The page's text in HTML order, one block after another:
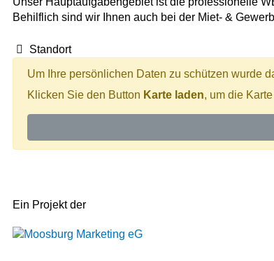
Behilflich sind wir Ihnen auch bei der Miet- &
Standort
Um Ihre persönlichen Daten zu schützen wurde
Klicken Sie den Button Karte laden, um die
Ein Projekt der